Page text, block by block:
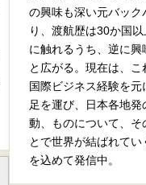
の興味も深い元バック
り、渡航歴は30か国
に触れるうち、逆に興
と広がる。現在は、こ
国際ビジネス経験を元
足を運び、日本各地
動、ものについて、そ
とで世界が結ばれて
を込めて発信中。